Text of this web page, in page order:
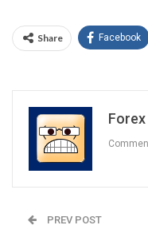
Share Facebook
Forex
PREV POST